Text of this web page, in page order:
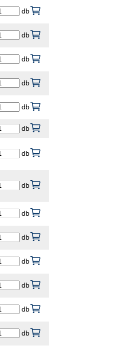
db
db
db
db
db
db
db
db
db
db
db
db
db
db